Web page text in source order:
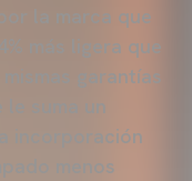
la marca que
más ligera que
garantías
le suma un
incorporación
menos